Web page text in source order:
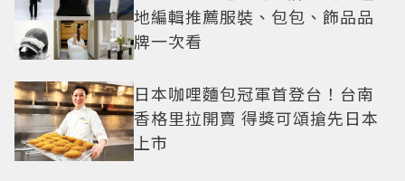
地編輯推薦服裝、包包、飾品品
牌一次看
日本咖哩麵包冠軍首登台！台南
香格里拉開賣 得獎可頌搶先日本
上市